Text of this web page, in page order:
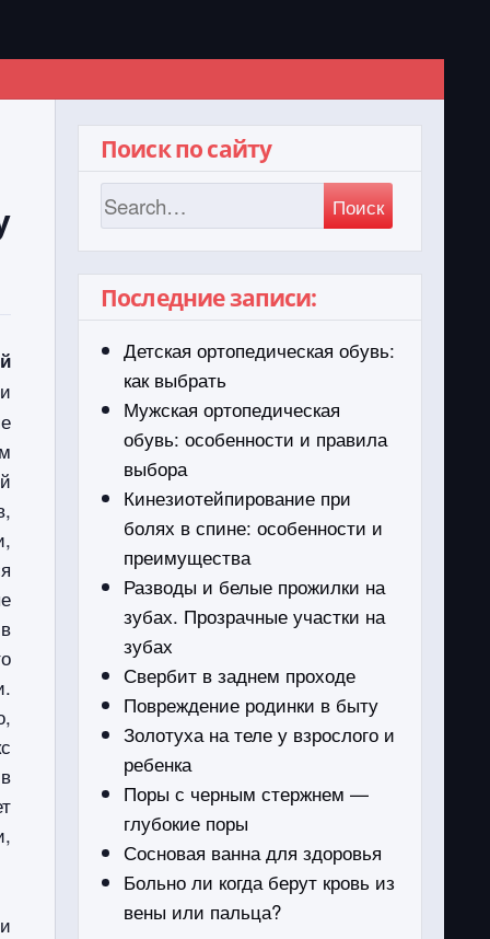
Поиск по сайту
Поиск
Последние записи:
Детская ортопедическая обувь:
как выбрать
Мужская ортопедическая
обувь: особенности и правила
выбора
Кинезиотейпирование при
болях в спине: особенности и
преимущества
Разводы и белые прожилки на
зубах. Прозрачные участки на
зубах
Свербит в заднем проходе
Повреждение родинки в быту
Золотуха на теле у взрослого и
ребенка
Поры с черным стержнем —
глубокие поры
Сосновая ванна для здоровья
Больно ли когда берут кровь из
вены или пальца?